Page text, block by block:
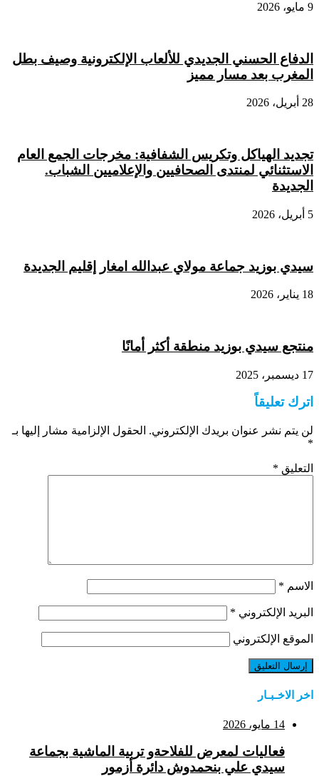
9 مايو، 2026
الدفاع الحسني الجديدي للألعاب الإلكترونية وصيف بطل
المغرب بعد مسار مميز
28 أبريل، 2026
تجديد الهياكل وتكريس الشفافية: مخرجات الجمع العام
الاستثنائي لمنتدى الصحافيين والإعلاميين الشباب.
الجديدة
5 أبريل، 2026
سيدي بوزيد جماعة مولاي عبدالله امغار إقليم الجديدة
18 يناير، 2026
منتجع سيدي بوزيد منطقة أكثر أمانًا
17 ديسمبر، 2025
اترك تعليقاً
لن يتم نشر عنوان بريدك الإلكتروني. الحقول الإلزامية مشار إليها بـ
*
التعليق *
الاسم *
البريد الإلكتروني *
الموقع الإلكتروني
اخر الاخـبـار
14 مايو، 2026
فعاليات لمعرض للفلاحةو تربية الماشية بجماعة
سيدي علي بنحمدوش دائرة أزمور